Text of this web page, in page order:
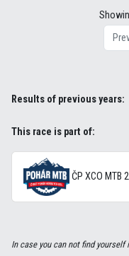
Results of previous years:
This race is part of:
ČP XCO MTB
In case you can not find